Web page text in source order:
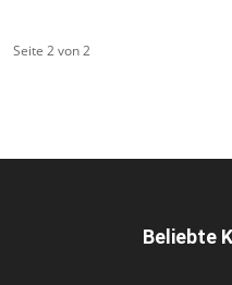
Seite 2 von 2
Beliebte